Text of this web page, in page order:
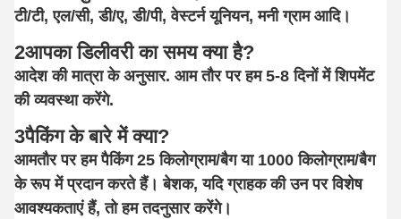
टी/टी, एल/सी, डी/ए, डी/पी, वेस्टर्न यूनियन, मनी ग्राम आदि।
2आपका डिलीवरी का समय क्या है?
आदेश की मात्रा के अनुसार. आम तौर पर हम 5-8 दिनों में शिपमेंट
की व्यवस्था करेंगे.
3पैकिंग के बारे में क्या?
आमतौर पर हम पैकिंग 25 किलोग्राम/बैग या 1000 किलोग्राम/बैग
के रूप में प्रदान करते हैं। बेशक, यदि ग्राहक की उन पर विशेष
आवश्यकताएं हैं, तो हम तदनुसार करेंगे।